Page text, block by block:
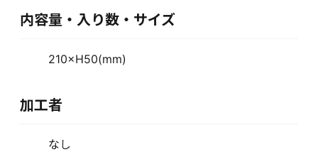
内容量・入り数・サイズ
210×H50(mm)
加工者
なし